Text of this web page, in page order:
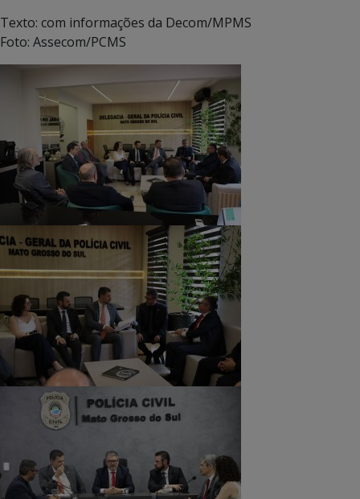
Texto: com informações da Decom/MPMS
Foto: Assecom/PCMS